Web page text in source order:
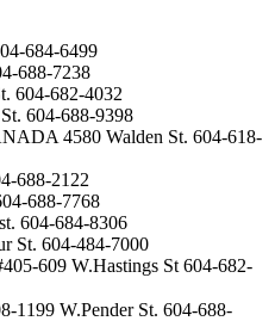
684-6499
688-7238
604-682-4032
604-688-9398
4580 Walden St. 604-618-
688-2122
688-7768
604-684-8306
St. 604-484-7000
609 W.Hastings St 604-682-
1199 W.Pender St. 604-688-